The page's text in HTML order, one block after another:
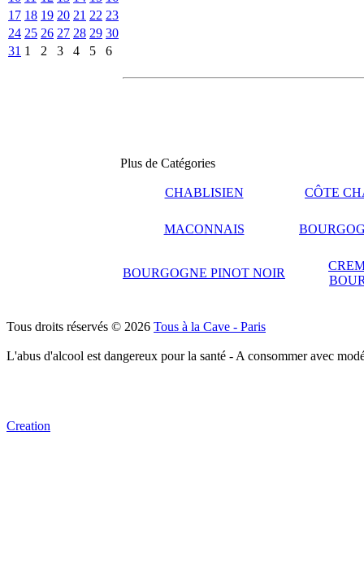
17 18 19 20 21 22 23
24 25 26 27 28 29 30
31 1 2 3 4 5 6
Plus de Catégories
CHABLISIEN CÔTE
MACONNAIS
BOURGOGNE PINOT NOIR
Tous droits réservés © 2026 Tous à la Cave - Paris
L'abus d'alcool est dangereux pour la santé - A consommer avec
Creation